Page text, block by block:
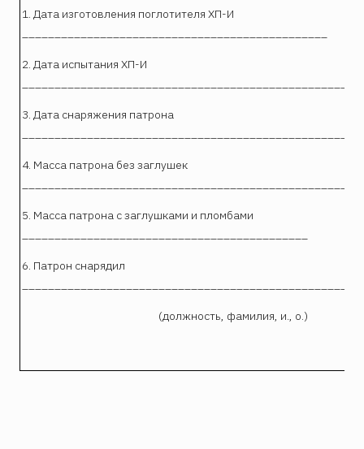
1. Дата изготовления поглотителя ХП-И
2. Дата испытания ХП-И
3. Дата снаряжения патрона
4. Масса патрона без заглушек
5. Масса патрона с заглушками и пломбами
6. Патрон снарядил
(должность, фамилия, и., о.)